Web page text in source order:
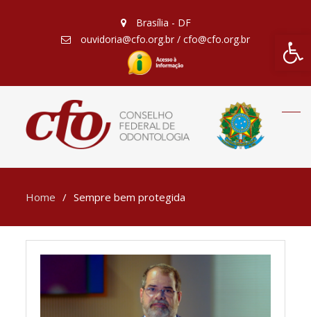
Barra
Brasília - DF
ouvidoria@cfo.org.br / cfo@cfo.org.br
Home Sempre bem protegida